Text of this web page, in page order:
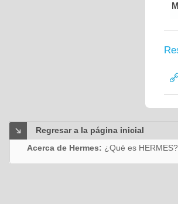
Regresar a la página inicial
Acerca de Hermes: ¿Qué es HERMES?